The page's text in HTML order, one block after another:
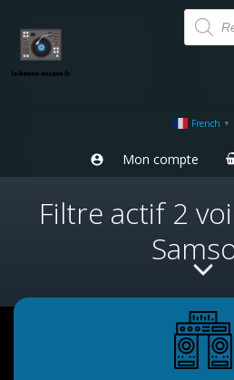
Aller
au
de
produits
French ▼
Mon compte
Filtre actif 2